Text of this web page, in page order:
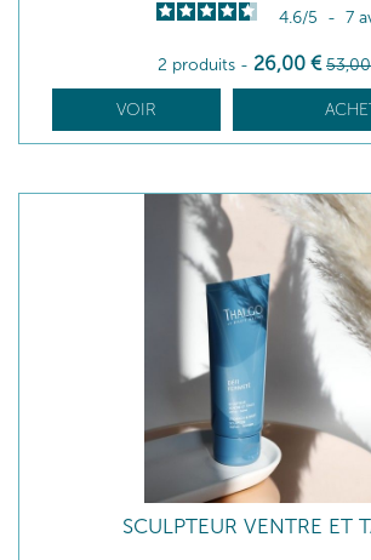
4.6/5 - 7
2 produits - 26,00 € 53,00
VOIR
SCULPTEUR VENTRE ET